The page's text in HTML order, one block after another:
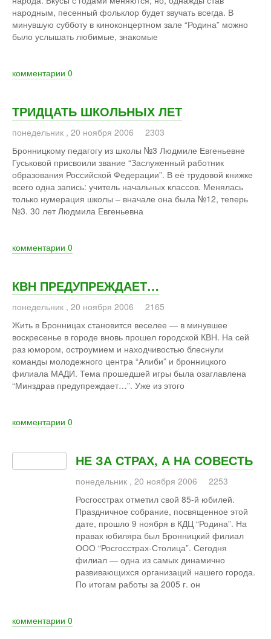
народным, песенный фольклор будет звучать всегда. В
минувшую субботу в киноконцертном зале “Родина” можно
было услышать любимые, знакомые
комментарии 0
ТРИДЦАТЬ ШКОЛЬНЫХ ЛЕТ
понедельник , 20 ноября 2006
2303
Бронницкому педагогу из школы №3 Людмиле Евгеньевне
Гуськовой присвоили звание “Заслуженный работник
образования Российской Федерации”. В её трудовой книжке
всего одна запись: учитель начальных классов. Менялась
только нумерация школы – вначале она была №12, теперь
№3. 30 лет Людмила Евгеньевна
комментарии 0
КВН ПРЕДУПРЕЖДАЕТ…
понедельник , 20 ноября 2006
2165
Жить в Бронницах становится веселее — в минувшее
воскресенье в городе вновь прошел городской КВН. На сей
раз юмором, остроумием и находчивостью блеснули
команды молодежного центра “Алиби” и бронницкого
филиала МАДИ. Тема прошедшей игры была озаглавлена
“Минздрав предупреждает…”. Уже из этого
комментарии 0
НЕ ЗА СТРАХ, А НА СОВЕСТЬ
понедельник , 20 ноября 2006
2253
Росгосстрах отметил свой 85-й юбилей.
Праздничное собрание, посвященное этой
дате, прошло 9 ноября в КДЦ “Родина”. На
правах юбиляра был Бронницкий филиал
ООО “Росгосстрах-Столица”. Сегодня
филиал — одна из самых динамично
развивающихся организаций нашего города.
По итогам работы за 2005 г. он
комментарии 0